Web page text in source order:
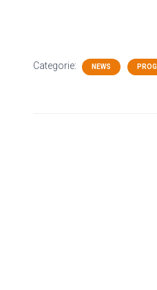
Categorie: NEWS